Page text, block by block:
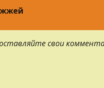
свои